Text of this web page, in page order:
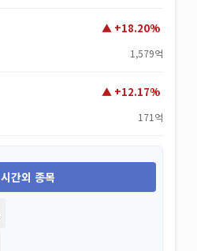
+18.20%
1,579억
+12.17%
171억
시간외 종목